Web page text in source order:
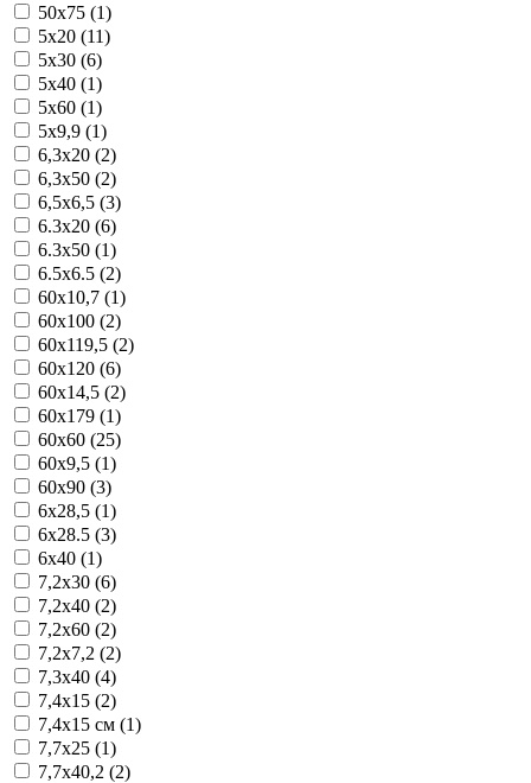
50x75 (1)
5x20 (11)
5x30 (6)
5x40 (1)
5x60 (1)
5x9,9 (1)
6,3x20 (2)
6,3x50 (2)
6,5x6,5 (3)
6.3x20 (6)
6.3x50 (1)
6.5x6.5 (2)
60x10,7 (1)
60x100 (2)
60x119,5 (2)
60x120 (6)
60x14,5 (2)
60x179 (1)
60x60 (25)
60x9,5 (1)
60x90 (3)
6x28,5 (1)
6x28.5 (3)
6x40 (1)
7,2x30 (6)
7,2x40 (2)
7,2x60 (2)
7,2x7,2 (2)
7,3x40 (4)
7,4x15 (2)
7,4x15 см (1)
7,7x25 (1)
7,7x40,2 (2)